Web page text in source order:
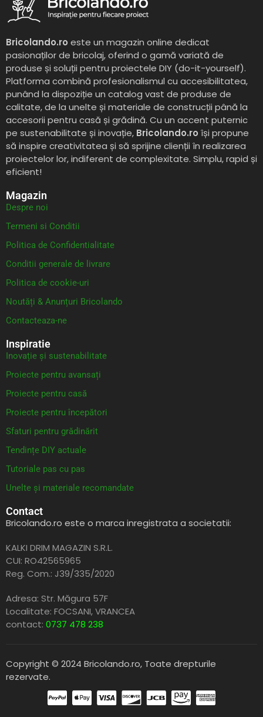
Bricolando.ro este un magazin online dedicat
pasionaților de bricolaj, oferind o gamă variată de
produse și soluții pentru proiectele DIY (do-it-yourself).
Platforma combină profesionalismul cu accesibilitatea,
punând la dispoziție un catalog vast de produse de
calitate, de la unelte și materiale de construcții până la
accesorii pentru casă și grădină. Cu un accent puternic
pe sustenabilitate și inovație, Bricolando.ro își propune
să inspire creativitatea și să sprijine clienții în realizarea
proiectelor lor, indiferent de complexitate. Simplu, rapid și
eficient!
Magazin
Despre noi
Termeni si Conditii
Politica de Confidentialitate
Conditii generale de livrare
Politica de cookie-uri
Noutăți & Anunțuri Bricolando
Contacteaza-ne
Inspiratie
Inovație și sustenabilitate
Proiecte pentru avansați
Proiecte pentru casă
Proiecte pentru începători
Sfaturi pentru grădinărit
Tendințe DIY actuale
Tutoriale pas cu pas
Unelte și materiale recomandate
Contact
Bricolando.ro este o marca inregistrata a societatii:
KALKI DRIM MAGAZIN S.R.L.
CUI: RO42565965
Reg. Com.: J39/335/2020
Adresa: Str. Măgura 57F
Localitate: FOCSANI,VRANCEA
contact: 0737 478 238
Copyright © 2024 Bricolando.ro, Toate drepturile
rezervate.